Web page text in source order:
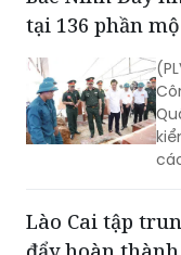
Lào Cai tập
tế